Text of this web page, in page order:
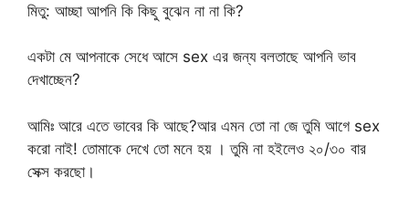
মিতু: আচ্ছা আপনি কি কিছু বুঝেন না না কি?
একটা মে আপনাকে সেধে আসে sex এর জন্য বলতাছে আপনি ভাব
দেখাচ্ছেন?
আমিঃ আরে এতে ভাবের কি আছে?আর এমন তো না জে তুমি আগে sex
করো নাই! তোমাকে দেখে তো মনে হয় । তুমি না হইলেও ২০/৩০ বার
সেক্স করছো।